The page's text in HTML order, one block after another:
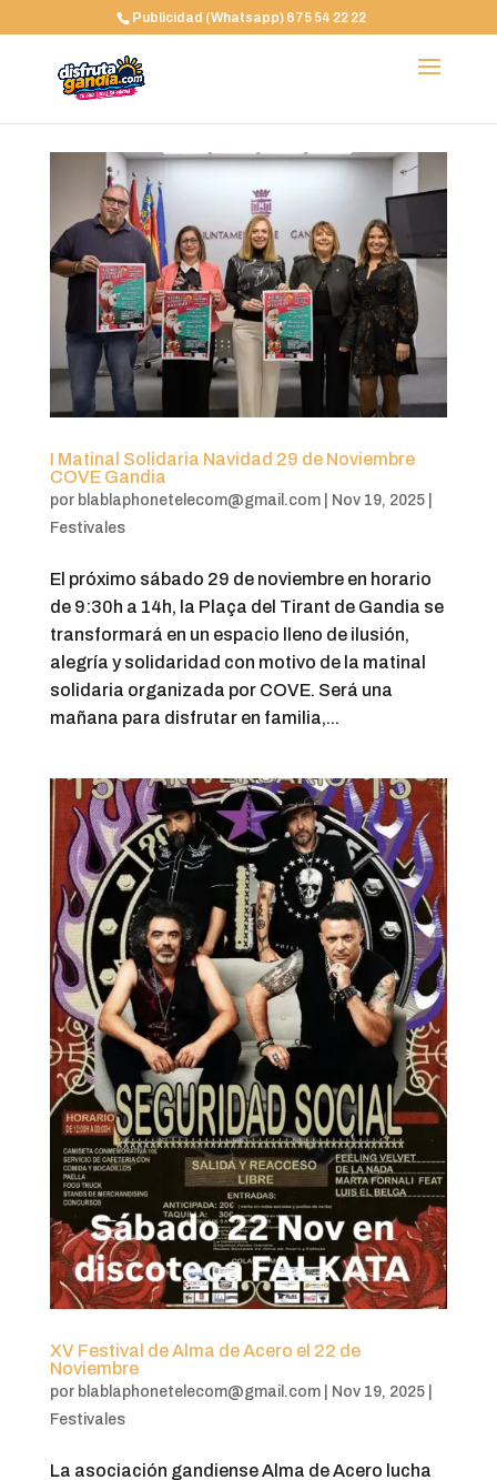
Publicidad (Whatsapp) 675 54 22 22
I Matinal Solidaria Navidad 29 de Noviembre
COVE Gandia
por blablaphonetelecom@gmail.com| Nov 19, 2025|
Festivales
El próximo sábado 29 de noviembre en horario
de 9:30h a 14h, la Plaça del Tirant de Gandia se
transformará en un espacio lleno de ilusión,
alegría y solidaridad con motivo de la matinal
solidaria organizada por COVE. Será una
mañana para disfrutar en familia,...
XV Festival de Alma de Acero el 22 de
Noviembre
por blablaphonetelecom@gmail.com| Nov 19, 2025|
Festivales
La asociación gandiense Alma de Acero lucha